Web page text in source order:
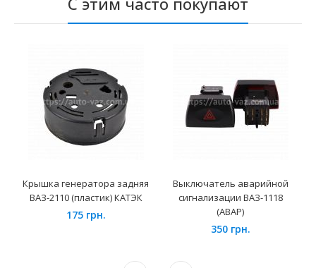
Крышка генератора задняя
ВАЗ-2110 (пластик) КАТЭК
175 грн.
Выключатель аварийной
сигнализации ВАЗ-1118
(АВАР)
350 грн.